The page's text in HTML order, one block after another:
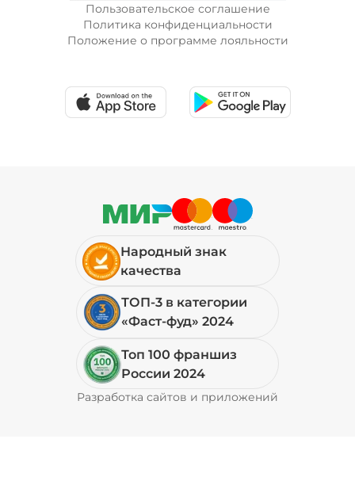
Пользовательское соглашение
Политика конфиденциальности
Положение о программе лояльности
Народный знак
качества
ТОП-3 в категории
«Фаст-фуд» 2024
Топ 100 франшиз
России 2024
Разработка сайтов и приложений
Pyrobyte